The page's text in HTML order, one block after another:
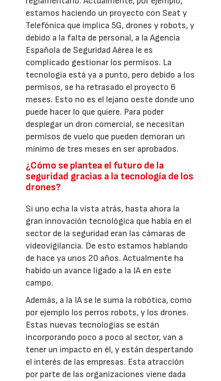
estamos haciendo un proyecto con Seat y
Telefónica que implica 5G, drones y robots, y
debido a la falta de personal, a la Agencia
Española de Seguridad Aérea le es
complicado gestionar los permisos. La
tecnología está ya a punto, pero debido a los
permisos, se ha retrasado el proyecto 6
meses. Esto no es el lejano oeste donde uno
puede hacer lo que quiere. Para poder
desplegar un dron comercial, se necesitan
permisos de vuelo que pueden demoran un
mínimo de tres meses en ser aprobados.
¿Cómo se plantea el futuro de la
seguridad gracias a la tecnología de los
drones?
Si uno echa la vista atrás, hasta ahora la
gran innovación tecnológica que había en el
sector de la seguridad eran las cámaras de
videovigilancia. De esto estamos hablando
de hace ya unos 20 años. Actualmente ha
habido un avance ligado a la IA en este
campo.
Además, a la IA se le suma la robótica, como
por ejemplo los perros robots, y los drones.
Estas nuevas tecnologías se están
incorporando poco a poco al sector, van a
tener un impacto en él, y están despertando
el interés de las empresas. Esta atracción
por parte de las organizaciones viene dada